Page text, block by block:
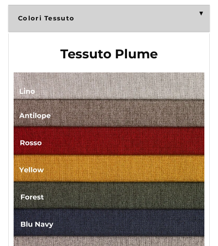
Colori Tessuto
Tessuto Plume